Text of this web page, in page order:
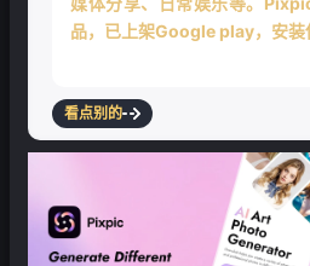
品，已上架Google play，安装
看点别的